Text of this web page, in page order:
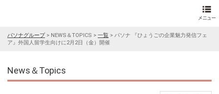
パソナグループ> NEWS＆TOPICS > 一覧 > パソナ 『ひょうごの企業魅力発信フェ
ア』外国人留学生向けに2月2日（金）開催
News＆Topics